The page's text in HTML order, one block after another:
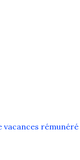
vacances rémunéré